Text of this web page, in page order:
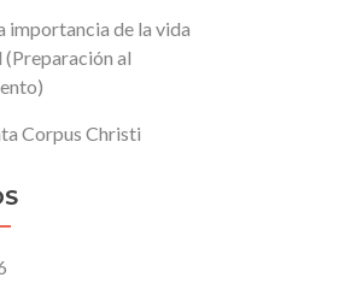
importancia de la vida
al
Corpus Christi